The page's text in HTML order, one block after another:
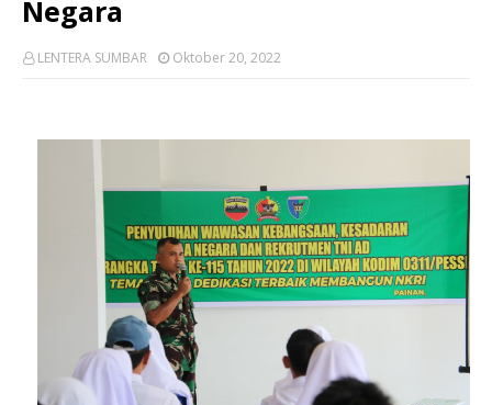
Negara
LENTERA SUMBAR Oktober 20, 2022